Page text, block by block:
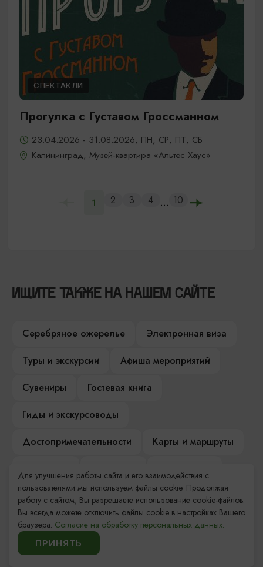
СПЕКТАКЛИ
Прогулка с Густавом Гроссманном
23.04.2026 - 31.08.2026, ПН, СР, ПТ, СБ
Калининград, Музей-квартира «Альтес Хаус»
1 2 3 4 ... 10
ИЩИТЕ ТАКЖЕ НА НАШЕМ САЙТЕ
Серебряное ожерелье
Электронная виза
Туры и экскурсии
Афиша мероприятий
Сувениры
Гостевая книга
Гиды и экскурсоводы
Достопримечательности
Карты и маршруты
Компас Балтийской кухни
Настоящий Калининградец
Музеи
Для улучшения работы сайта и его взаимодействия с
пользователями мы используем файлы cookie. Продолжая
работу с сайтом, Вы разрешаете использование cookie-файлов.
Вы всегда можете отключить файлы cookie в настройках Вашего
браузера. Согласие на обработку персональных данных.
ПРИНЯТЬ